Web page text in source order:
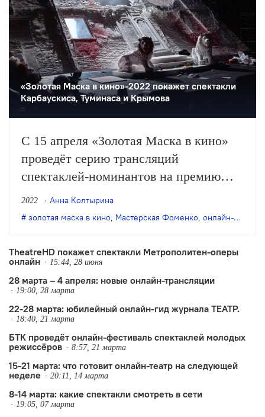
«Золотая Маска в кино»-2022 покажет спектакли
Карбаускиса, Туминаса и Крымова
С 15 апреля «Золотая Маска в кино»
проведёт серию трансляций
спектаклей-номинантов на премию
2022 года, а также недавней премьеры
Театра имени Вахтангова — «Войны и
2022
Анна Колтырина
золотая маска в кино, Мастерская Фоменко, онлайн-трансляции
TheatreHD покажет спектакли Метрополитен-оперы
онлайн
15:44, 28 июня
28 марта – 4 апреля: новые онлайн-трансляции
19:00, 28 марта
22-28 марта: юбилейный онлайн-гид журнала ТЕАТР.
18:40, 21 марта
БТК проведёт онлайн-фестиваль спектаклей молодых
режиссёров
8:57, 21 марта
15-21 марта: что готовит онлайн-театр на следующей
неделе
20:11, 14 марта
8-14 марта: какие спектакли смотреть в сети
19:05, 07 марта